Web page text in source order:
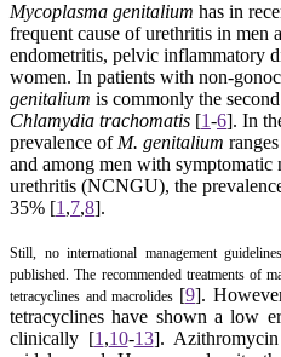
Mycoplasma genitalium has in
frequent cause of urethritis in men
endometritis, pelvic inflammatory
women. In patients with non-
genitalium is commonly the
Chlamydia trachomatis [1-6]. In
prevalence of M. genitalium
and among men with
urethritis (NCNGU), the
35% [1 ,7,8].
Still, no international management
published. The recommended treatments of
tetracyclines and macrolides [9].
tetracyclines have shown a low
clinically [1 ,10-13].